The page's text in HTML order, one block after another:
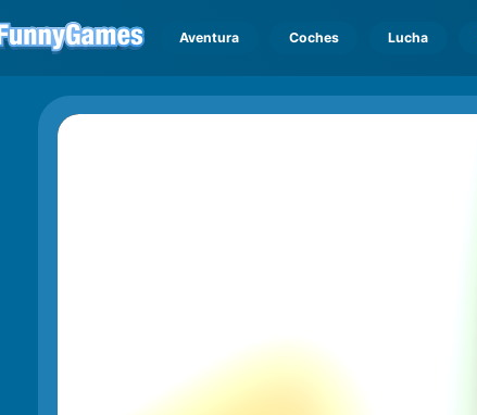
Aventura Coches Lucha